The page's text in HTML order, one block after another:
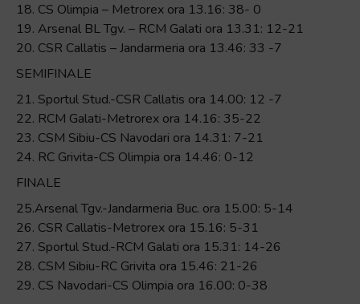
18. CS Olimpia – Metrorex ora 13.16: 38- 0
19. Arsenal BL Tgv. – RCM Galati ora 13.31: 12-21
20. CSR Callatis – Jandarmeria ora 13.46: 33 -7
SEMIFINALE
21. Sportul Stud.-CSR Callatis ora 14.00: 12 -7
22. RCM Galati-Metrorex ora 14.16: 35-22
23. CSM Sibiu-CS Navodari ora 14.31: 7-21
24. RC Grivita-CS Olimpia ora 14.46: 0-12
FINALE
25.Arsenal Tgv.-Jandarmeria Buc. ora 15.00: 5-14
26. CSR Callatis-Metrorex ora 15.16: 5-31
27. Sportul Stud.-RCM Galati ora 15.31: 14-26
28. CSM Sibiu-RC Grivita ora 15.46: 21-26
29. CS Navodari-CS Olimpia ora 16.00: 0-38